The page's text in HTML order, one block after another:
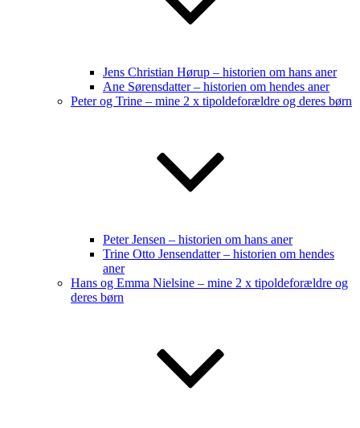
Jens Christian Hørup – historien om hans aner
Ane Sørensdatter – historien om hendes aner
Peter og Trine – mine 2 x tipoldeforældre og deres børn
Peter Jensen – historien om hans aner
Trine Otto Jensendatter – historien om hendes
aner
Hans og Emma Nielsine – mine 2 x tipoldeforældre og
deres børn